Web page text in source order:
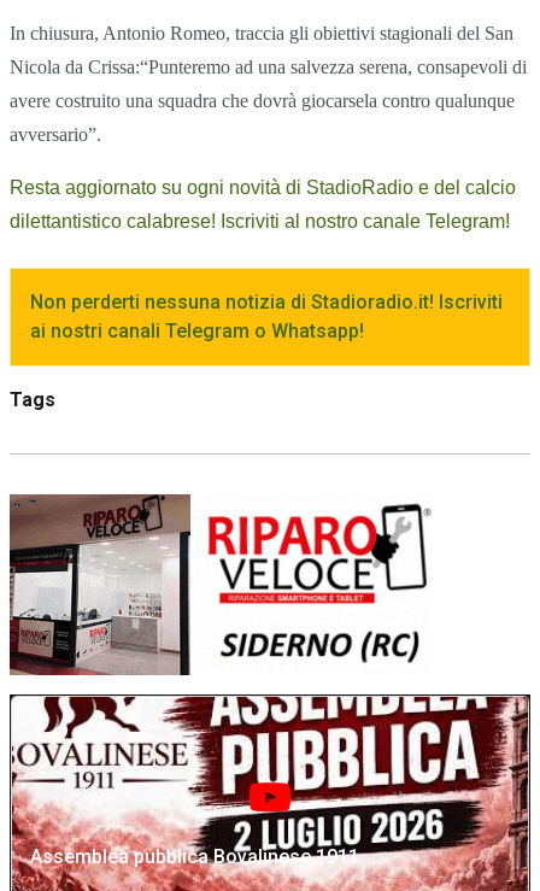
In chiusura, Antonio Romeo, traccia gli obiettivi stagionali del San
Nicola da Crissa:“Punteremo ad una salvezza serena, consapevoli di
avere costruito una squadra che dovrà giocarsela contro qualunque
avversario”.
Resta aggiornato su ogni novità di StadioRadio e del calcio
dilettantistico calabrese! Iscriviti al nostro canale Telegram!
Non perderti nessuna notizia di Stadioradio.it! Iscriviti
ai nostri canali Telegram o Whatsapp!
Tags
Assemblea pubblica Bovalinese 1911